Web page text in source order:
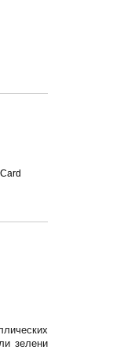
зелени